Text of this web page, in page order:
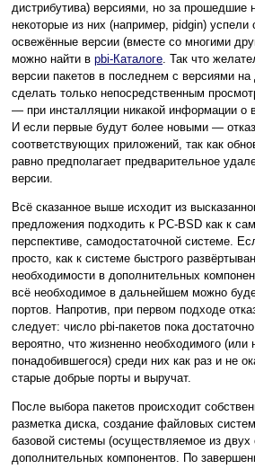
дистрибутива) версиями, но за прошедшие
некоторые из них (например, pidgin)
освежённые версии (вместе со многими
можно найти в pbi-Каталоге. Так что
версии пакетов в последнем с версиями
сделать только непосредственным
— при инсталляции никакой информации о
И если первые будут более новыми —
соответствующих приложений, так как
равно предполагает предварительное
версии.
Всё сказанное выше исходит из
предложения подходить к PC-BSD как к
перспективе, самодостаточной системе.
просто, как к системе быстрого
необходимости в дополнительных
всё необходимое в дальнейшем можно
портов. Напротив, при первом подходе
следует: число pbi-пакетов пока
вероятно, что жизненно необходимого (или
понадобившегося) среди них как раз и не
старые добрые порты и выручат.
После выбора пакетов происходит
разметка диска, создание файловых
базовой системы (осуществляемое из двух
дополнительных компонентов. По